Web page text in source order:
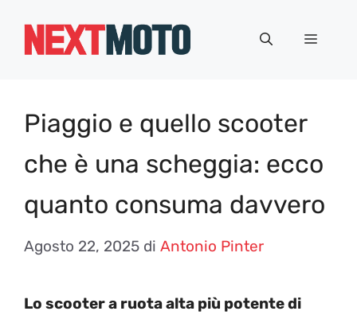
Menu
Piaggio e quello scooter
che è una scheggia: ecco
quanto consuma davvero
Agosto 22, 2025 di Antonio Pinter
Lo scooter a ruota alta più potente di